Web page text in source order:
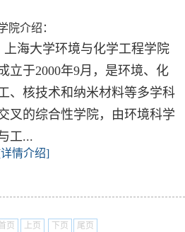
院介绍：
​ 上海大学环境与化学工程学院
立于2000年9月，是环境、化
、核技术和纳米材料等多学科
叉的综合性学院，由环境科学
工...
情介绍]
页 上页 下页 尾页